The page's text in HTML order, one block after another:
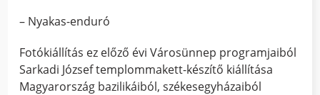
– Nyakas-enduró
Fotókiállítás ez előző évi Városünnep programjaiból
Sarkadi József templommakett-készítő kiállítása
Magyarország bazilikáiból, székesegyházaiból